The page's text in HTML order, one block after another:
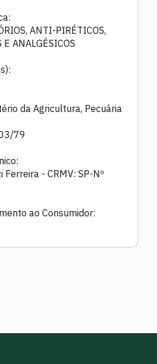
ANTI-PIRÉTICOS,
ANALGÉSICOS
da Agricultura, Pecuária
79
Ferreira - CRMV: SP-Nº
ao Consumidor: